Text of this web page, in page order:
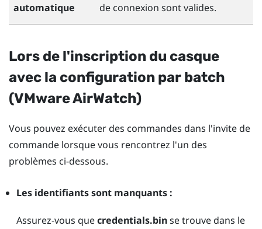
automatique
de connexion sont valides.
Lors de l'inscription du casque
avec la configuration par batch
(VMware AirWatch)
Vous pouvez exécuter des commandes dans l'invite de
commande lorsque vous rencontrez l'un des
problèmes ci-dessous.
Les identifiants sont manquants :
Assurez-vous quecredentials.binse trouve dans le